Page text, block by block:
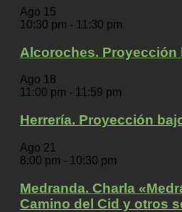
Ago 15
10:30 pm - 11:30 pm
Alcoroches. Proyección
Ago 18
11:00 pm - 11:59 pm
Herrería. Proyección
Ago 21
8:00 pm - 10:30 pm
Medranda. Charla
Camino del Cid y otros